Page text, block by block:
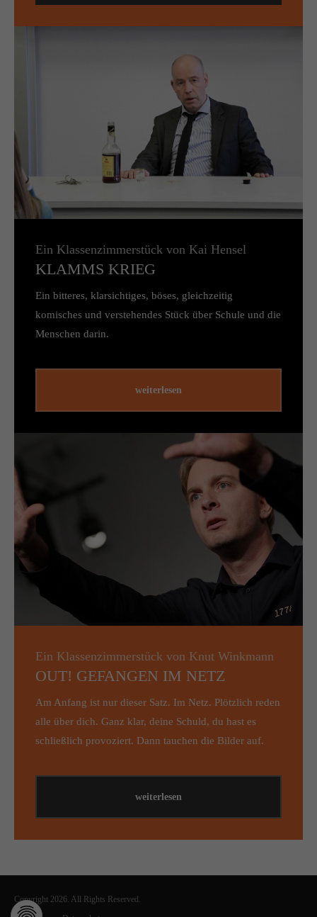
Ein Klassenzimmerstück von Kai Hensel
KLAMMS KRIEG
Ein bit­teres, klar­sich­tiges, böses, gleich­zeitig
komisches und ver­steh­endes Stück über Schule und die
Men­schen darin.
weiterlesen
Ein Klassenzimmerstück von Knut Winkmann
OUT! GEFANGEN IM NETZ
Am Anfang ist nur dieser Satz. Im Netz. Plötzlich reden
alle über dich. Ganz klar, deine Schuld, du hast es
schließlich provoziert. Dann tauchen die Bilder auf.
weiterlesen
Copyright 2026. All Rights Reserved.